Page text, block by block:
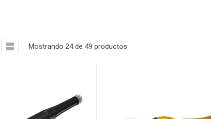
Mostrando 24 de 49 productos